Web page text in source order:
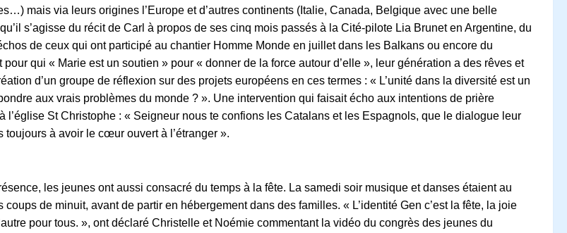
mais via leurs origines l’Europe et d’autres continents (Italie, Canada, Belgique avec une belle
s’agisse du récit de Carl à propos de ses cinq mois passés à la Cité-pilote Lia Brunet en Argentine, du
de ceux qui ont participé au chantier Homme Monde en juillet dans les Balkans ou encore du
pour qui « Marie est un soutien » pour « donner de la force autour d’elle », leur génération a des rêves et
d’un groupe de réflexion sur des projets européens en ces termes : « L’unité dans la diversité est un
aux vrais problèmes du monde ? ». Une intervention qui faisait écho aux intentions de prière
l’église St Christophe : « Seigneur nous te confions les Catalans et les Espagnols, que le dialogue leur
toujours à avoir le cœur ouvert à l’étranger ».
les jeunes ont aussi consacré du temps à la fête. La samedi soir musique et danses étaient au
de minuit, avant de partir en hébergement dans des familles. « L’identité Gen c’est la fête, la joie
pour tous. », ont déclaré Christelle et Noémie commentant la vidéo du congrès des jeunes du